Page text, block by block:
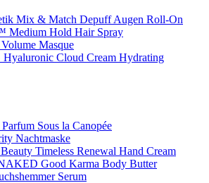
Mix & Match Depuff Augen Roll-On
Medium Hold Hair Spray
Masque
Cloud Cream Hydrating
Sous la Canopée
Nachtmaske
Timeless Renewal Hand Cream
Good Karma Body Butter
Serum